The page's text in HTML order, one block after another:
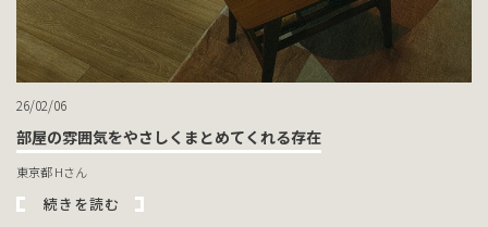
26/02/06
部屋の雰囲気をやさしくまとめてくれる存在
東京都 Hさん
続きを読む